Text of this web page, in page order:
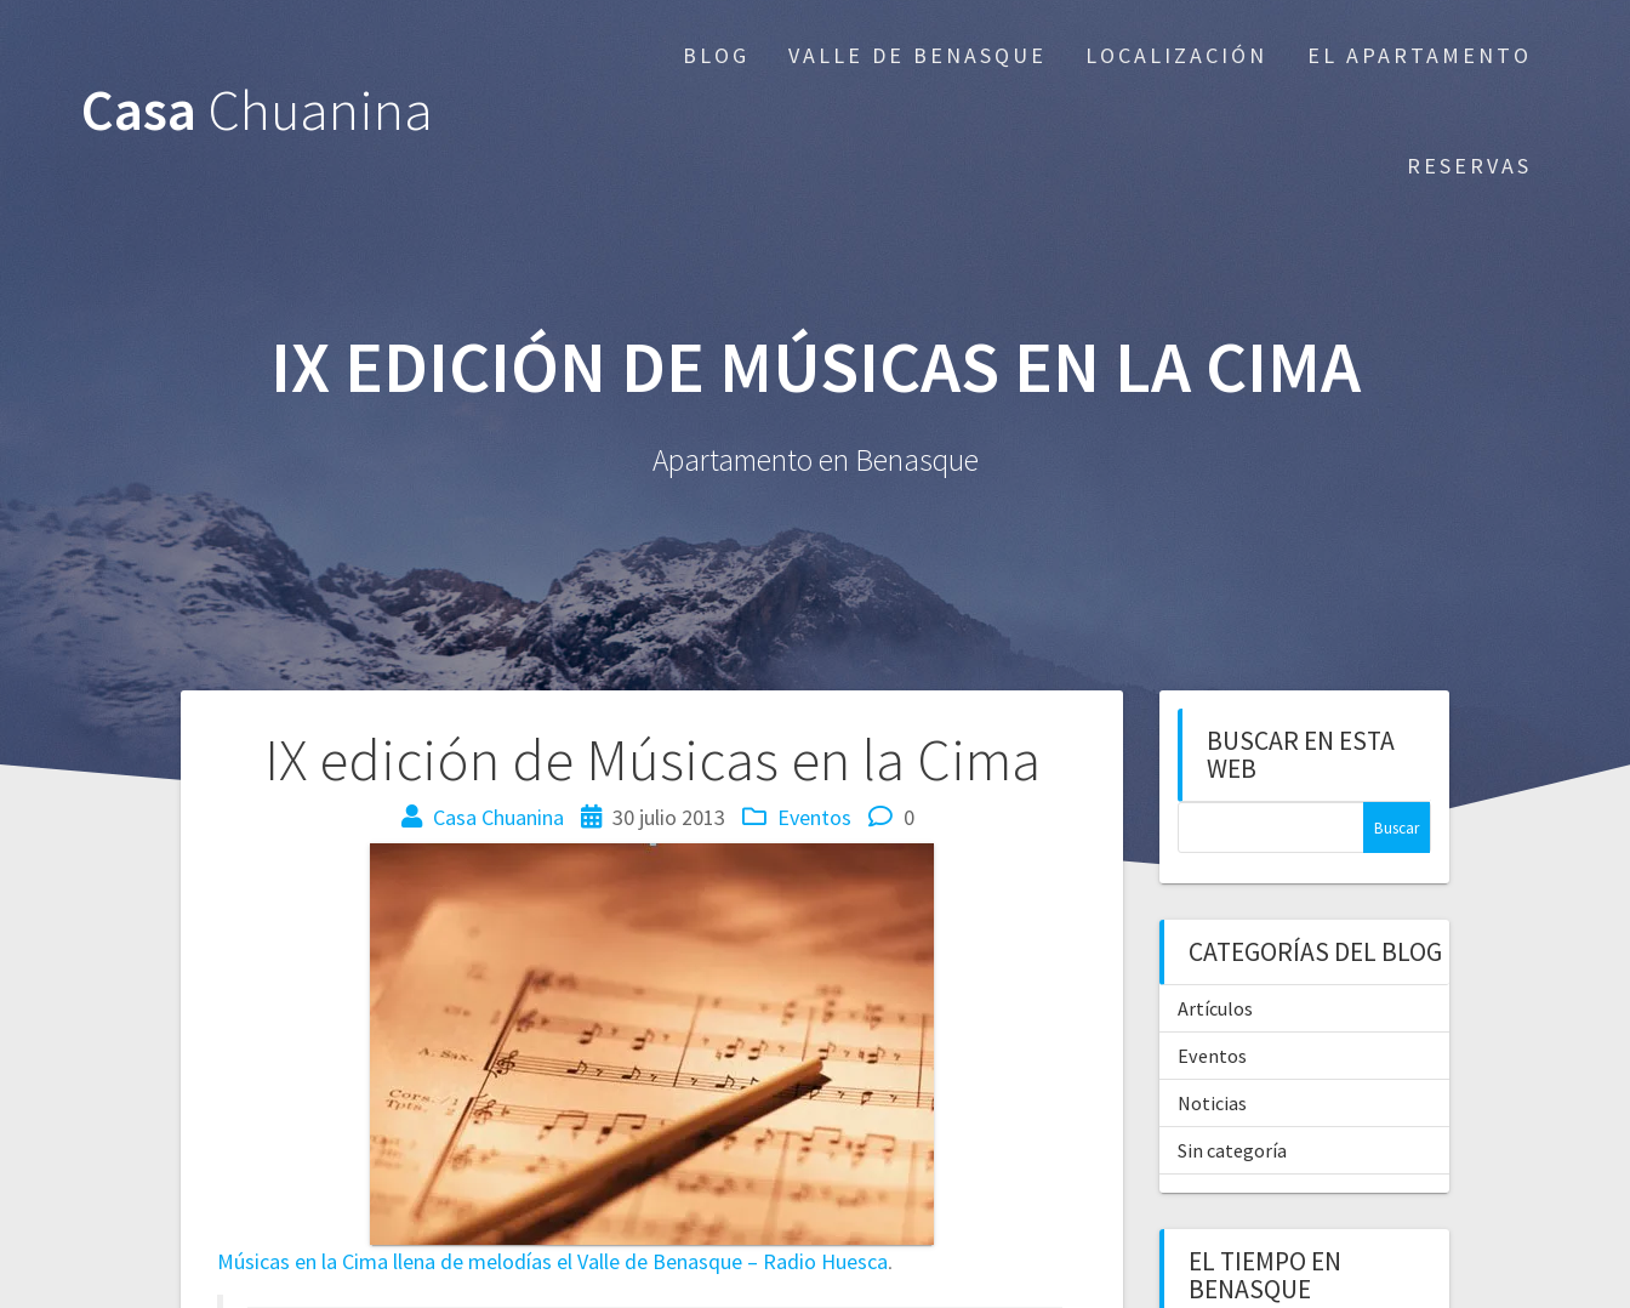
Casa Chuanina
BLOG VALLE DE BENASQUE LOCALIZACIÓN EL APARTAMENTO
RESERVAS
IX EDICIÓN DE MÚSICAS EN LA CIMA
Apartamento en Benasque
IX edición de Músicas en la Cima
Casa Chuanina 30 julio 2013 Eventos 0
Músicas en la Cima llena de melodías el Valle de Benasque – Radio Huesca.
BUSCAR EN ESTA
WEB
CATEGORÍAS DEL BLOG
Artículos
Eventos
Noticias
Sin categoría
EL TIEMPO EN
BENASQUE